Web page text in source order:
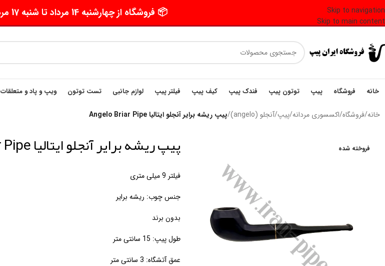
Skip to navigation
Skip to main content
📦 فروشگاه از چهارشنبه 14 مرداد تا شنبه 17 مرداد تعطیل است 🛵
خانه فروشگاه پیپ توتون پیپ فندک پیپ کیف پیپ فیلتر پیپ لوازم جانبی تست توتون ویپ و پاد و متعلقات
خانه/فروشگاه/اکسسوری مردانه/پیپ/آنجلو (angelo) /پیپ ریشه برایر آنجلو ایتالیا Angelo Briar Pipe
فروخته شده پیپ ریشه برایر آنجلو ایتالیا Angelo Briar Pipe
فیلتر 9 میلی متری
جنس چوب: ریشه برایر
بدون برند
طول پیپ: 15 سانتی متر
عمق آتشگاه: 3 سانتی متر